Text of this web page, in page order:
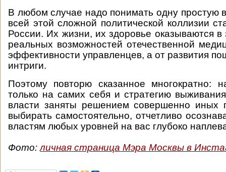
В любом случае надо понимать одну простую
всей этой сложной политической коллизии
России. Их жизни, их здоровье оказываются в
реальных возможностей отечественной
эффективности управленцев, а от развития
интриги.
Поэтому повторю сказанное многократно:
только на самих себя и стратегию
власти заняты решением совершенно иных
выбирать самостоятельно, отчетливо
властям любых уровней на вас глубоко
Фото:личная страница Мэра Москвы в